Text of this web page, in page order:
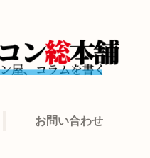
お問い合わせ